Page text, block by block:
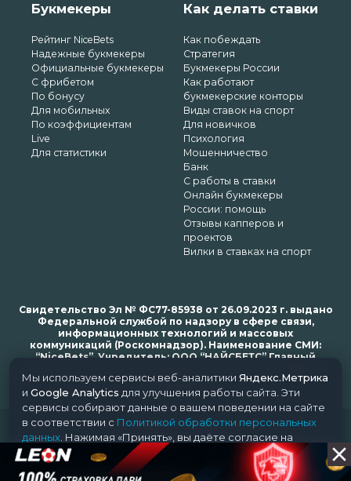
Букмекеры
Рейтинг NiceBets
Надежные букмекеры
Официальные букмекеры
С фрибетом
По бонусу
Для мобильных
По коэффициентам
Live
Для статистики
Как делать ставки
Как побеждать
Стратегия
Букмекеры России
Как работают
букмекерские конторы
Виды ставок на спорт
Для новичков
Психология
Мошенничество
Банк
С работы в ставки
Онлайн букмекеры
России: помощь
Отзывы капперов и
проектов
Вилки в ставках на спорт
Свидетельство Эл № ФС77-85938 от 26.09.2023 г. выдано
Федеральной службой по надзору в сфере связи,
информационных технологий и массовых
коммуникаций (Роскомнадзор). Наименование СМИ:
“NiceBets”. Учредитель: ООО “НАЙСБЕТС” Главный
bets.ru
© 2018-2024 NiceBets. 18+
Мы используем сервисы веб-аналитики Яндекс.Метрика
и Google Analytics для улучшения работы сайта. Эти
сервисы собирают данные о вашем поведении на сайте
в соответствии с Политикой обработки персональных
данных . Нажимая «Принять», вы даёте согласие на
обработку ваших данных этими сервисами.